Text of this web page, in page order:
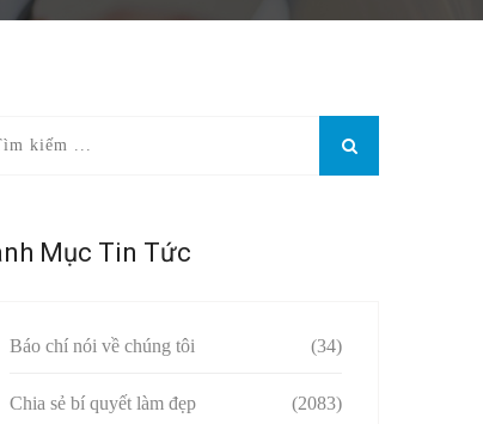
Mục Tin Tức
Báo chí nói về chúng tôi (34)
Chia sẻ bí quyết làm đẹp (2083)